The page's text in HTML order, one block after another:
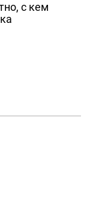
с кем